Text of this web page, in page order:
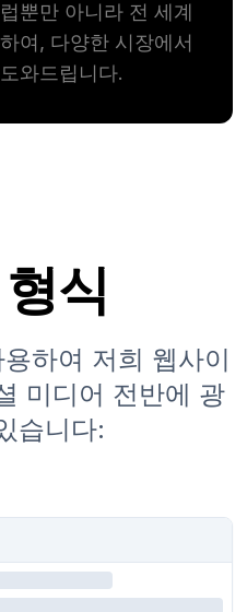
뿐만 아니라 전 세계
여, 다양한 시장에서
와드립니다.
식
하여 저희 웹사이
미디어 전반에 광
습니다: